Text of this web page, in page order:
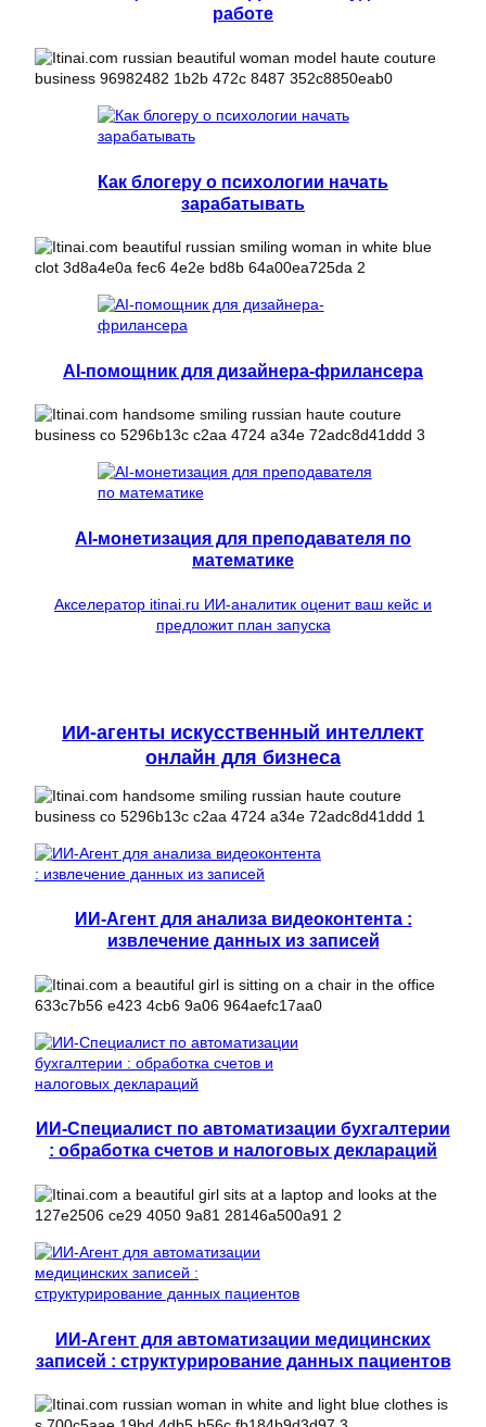
работе
Как блогеру о психологии начать
зарабатывать
AI-помощник для дизайнера-фрилансера
AI-монетизация для преподавателя по
математике
Акселератор itinai.ru ИИ-аналитик оценит ваш кейс и
предложит план запуска
ИИ-агенты искусственный интеллект
онлайн для бизнеса
ИИ-Агент для анализа видеоконтента :
извлечение данных из записей
ИИ-Специалист по автоматизации бухгалтерии
: обработка счетов и налоговых деклараций
ИИ-Агент для автоматизации медицинских
записей : структурирование данных пациентов